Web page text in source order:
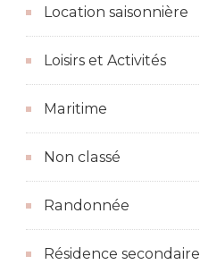
Location saisonnière
Loisirs et Activités
Maritime
Non classé
Randonnée
Résidence secondaire